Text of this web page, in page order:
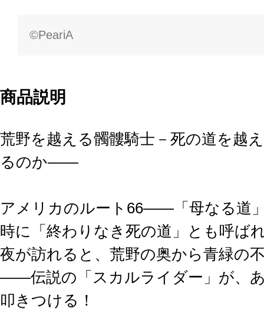
©PeariA
商品説明
荒野を越える髑髏騎士－死の道を越
るのか――
アメリカのルート66――「母なる道
時に「終わりなき死の道」とも呼ば
夜が訪れると、荒野の奥から青緑の
――伝説の「スカルライダー」が、
叩きつける！